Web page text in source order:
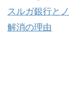
スルガ銀行と
解消の理由